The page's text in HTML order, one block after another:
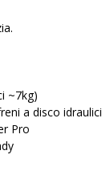
~7kg)
a disco idraulici
Pro